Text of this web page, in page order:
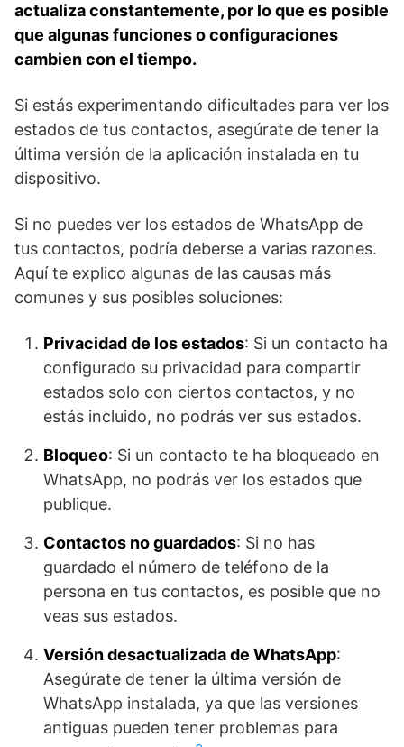
actualiza constantemente, por lo​ que es posible
que algunas funciones o configuraciones
cambien⁤ con el tiempo.
Si estás experimentando dificultades para⁣ ver los
estados de tus contactos, asegúrate de tener la
⁤última versión de ‍la aplicación instalada en tu
dispositivo.
Si no puedes ver los estados de WhatsApp de
tus contactos, podría deberse a varias razones.
Aquí te explico algunas de las causas más
comunes y sus posibles soluciones:
Privacidad de los estados: Si un contacto ha
configurado su privacidad para compartir
estados solo con ciertos contactos, y no
estás incluido, no podrás ver sus estados.
Bloqueo: Si un contacto te ha bloqueado en
WhatsApp, no podrás ver los estados que
publique.
Contactos no guardados: Si no has
guardado el número de teléfono de la
persona en tus contactos, es posible que no
veas sus estados.
Versión desactualizada de WhatsApp:
Asegúrate de tener la última versión de
WhatsApp instalada, ya que las versiones
antiguas pueden tener problemas para